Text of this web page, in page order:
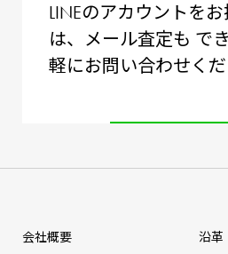
LINEのアカウントを
は、メール査定も で
軽にお問い合わせくだ
会社概要 沿革